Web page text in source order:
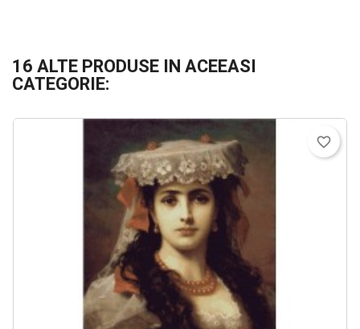
16 ALTE PRODUSE IN ACEEASI
CATEGORIE:
favorite_border